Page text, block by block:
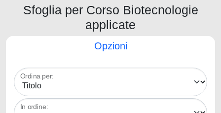
Sfoglia per Corso Biotecnologie
applicate
Opzioni
Ordina per:
In ordine: